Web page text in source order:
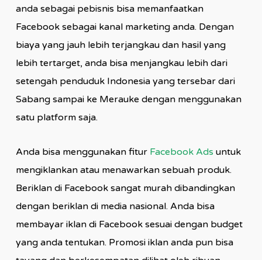
anda sebagai pebisnis bisa memanfaatkan
Facebook sebagai kanal marketing anda. Dengan
biaya yang jauh lebih terjangkau dan hasil yang
lebih tertarget, anda bisa menjangkau lebih dari
setengah penduduk Indonesia yang tersebar dari
Sabang sampai ke Merauke dengan menggunakan
satu platform saja.
Anda bisa menggunakan fitur Facebook Ads untuk
mengiklankan atau menawarkan sebuah produk.
Beriklan di Facebook sangat murah dibandingkan
dengan beriklan di media nasional. Anda bisa
membayar iklan di Facebook sesuai dengan budget
yang anda tentukan. Promosi iklan anda pun bisa